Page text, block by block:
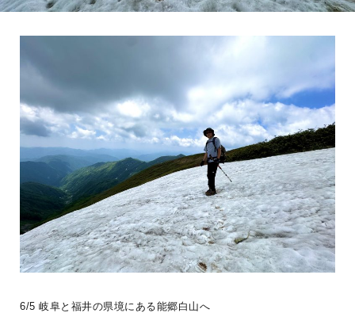
「栖ログ完成見学会開催」BESSの平小屋『栖ログM50ｓ』が栃木県
鹿沼市に完成しました。引渡し前の建物をお借りして完成見学会を
開催し、沢山の ...続きを読む
BESS栃木 LOGWAYだより 全国のBESS
シェア
2026年08月07日
6/5 岐阜と福井の県境にある能郷白山へ